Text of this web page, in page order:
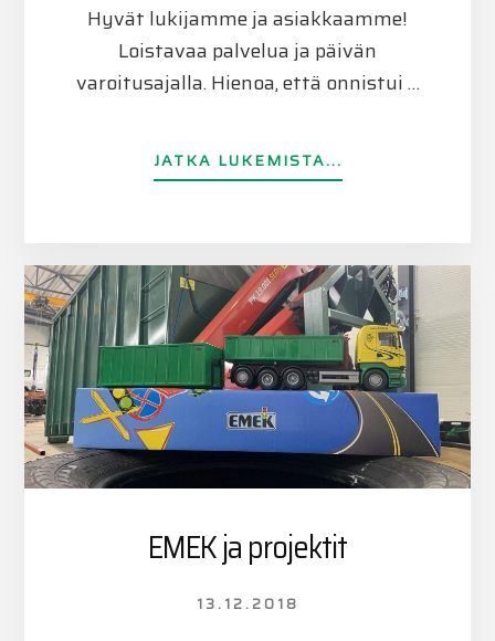
Hyvät lukijamme ja asiakkaamme!
Loistavaa palvelua ja päivän
varoitusajalla. Hienoa, että onnistui …
JATKA LUKEMISTA...
ONNISTUVAT
EMEK ja projektit
13.12.2018